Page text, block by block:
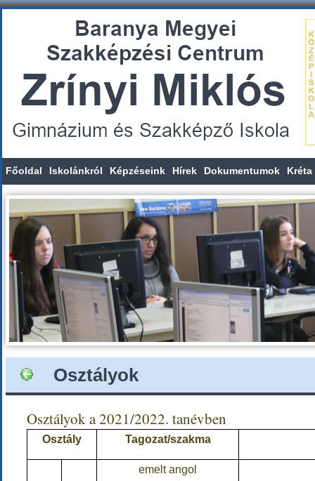
Főoldal Iskolánkról Képzéseink Hírek Dokumentumok
Osztályok
Osztályok a 2021/2022. tanévben
Osztály Tagozat/szakma
emelt angol